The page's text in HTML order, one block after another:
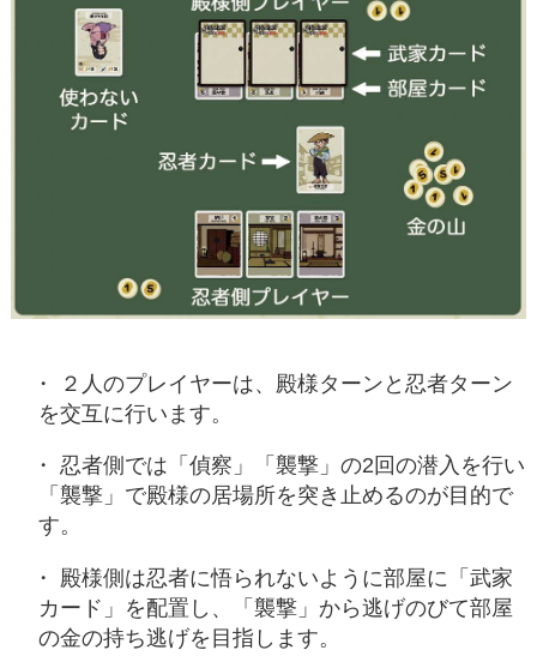
２人のプレイヤーは、殿様ターンと忍者ターン
を交互に行います。
忍者側では「偵察」「襲撃」の2回の潜入を行い
「襲撃」で殿様の居場所を突き止めるのが目的で
す。
殿様側は忍者に悟られないように部屋に「武家
カード」を配置し、「襲撃」から逃げのびて部屋
の金の持ち逃げを目指します。